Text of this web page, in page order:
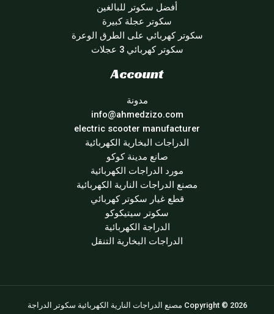
أفضل سكوتر للبالغين
سكوتر عجلة كبيرة
سكوتر كهربائي على الطرق الوعرة
سكوتر كهربائي 3 عجلات
Account
مدونة
info@ahmedzizo.com
electric scooter manufacturer
الدراجات البخارية الكهربائية
صانع مدينة كوكو
مورد الدراجات الكهربائية
مصنع الدراجات النارية الكهربائية
قطع غيار سكوتر كهربائي
سكوتر سيتيكوكو
الدراجة الكهربائية
الدراجات البخارية التنقل
Copyright © 2026 مصنع الدراجات النارية الكهربائية سكوتر الدراجة